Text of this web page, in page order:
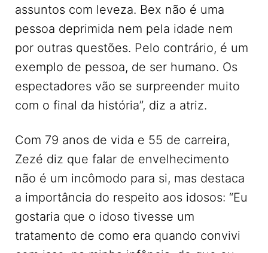
assuntos com leveza. Bex não é uma
pessoa deprimida nem pela idade nem
por outras questões. Pelo contrário, é um
exemplo de pessoa, de ser humano. Os
espectadores vão se surpreender muito
com o final da história”, diz a atriz.
Com 79 anos de vida e 55 de carreira,
Zezé diz que falar de envelhecimento
não é um incômodo para si, mas destaca
a importância do respeito aos idosos: “Eu
gostaria que o idoso tivesse um
tratamento de como era quando convivi